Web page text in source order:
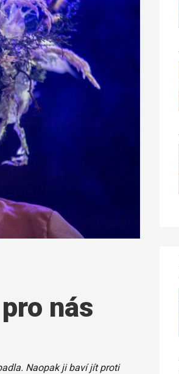
nás
Naopak ji baví jít proti